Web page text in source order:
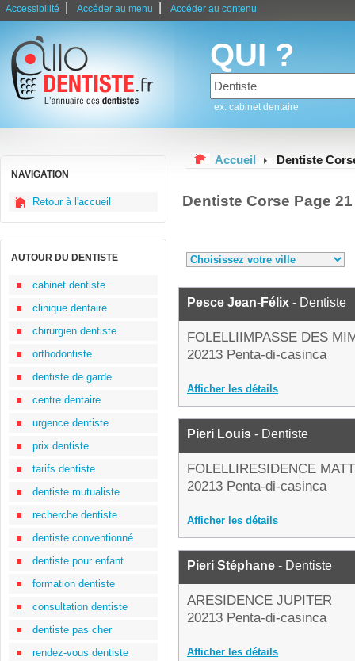
Accessibilité Accéder au menu Accéder au contenu
QUI ?
ex: cabinet dentaire
NAVIGATION
Retour à l'accueil
AUTOUR DU DENTISTE
cabinet dentiste
clinique dentaire
chirurgien dentiste
orthodontiste
dentiste de garde
centre dentaire
urgence dentiste
prix dentiste
tarifs dentiste
dentiste mutualiste
recherche dentiste
dentiste conventionné
dentiste pour enfant
formation dentiste
consultation dentiste
dentiste pas cher
rendez-vous dentiste
Accueil Dentiste
Dentiste Corse Page 21
Pesce Jean-Félix - Dentiste
FOLELLIIMPASSE DES
20213 Penta-di-casinca
Afficher les détails
Pieri Louis - Dentiste
FOLELLIRESIDENCE
20213 Penta-di-casinca
Afficher les détails
Pieri Stéphane - Dentiste
ARESIDENCE JUPITER
20213 Penta-di-casinca
Afficher les détails